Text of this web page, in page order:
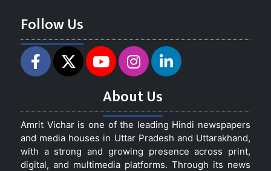
Follow Us
About Us
Amrit Vichar is one of the leading Hindi newspapers
and media houses in Uttar Pradesh and Uttarakhand,
with a strong and growing presence across print,
digital, and multimedia platforms. Through its news